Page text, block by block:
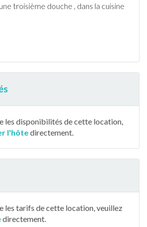
troisième douche , dans la cuisine
les disponibilités de cette location,
l'hôtedirectement.
les tarifs de cette location, veuillez
directement.